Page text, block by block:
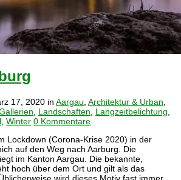
17, 2020 in Aargau Architektur & Urban
Landschaften Langzeitbelichtung
Winter 0 Kommentare
Lockdown (Corona-Krise 2020) in der
auf den Weg nach Aarburg. Die
im Kanton Aargau. Die bekannte,
hoch über dem Ort und gilt als das
wird dieses Motiv fast immer